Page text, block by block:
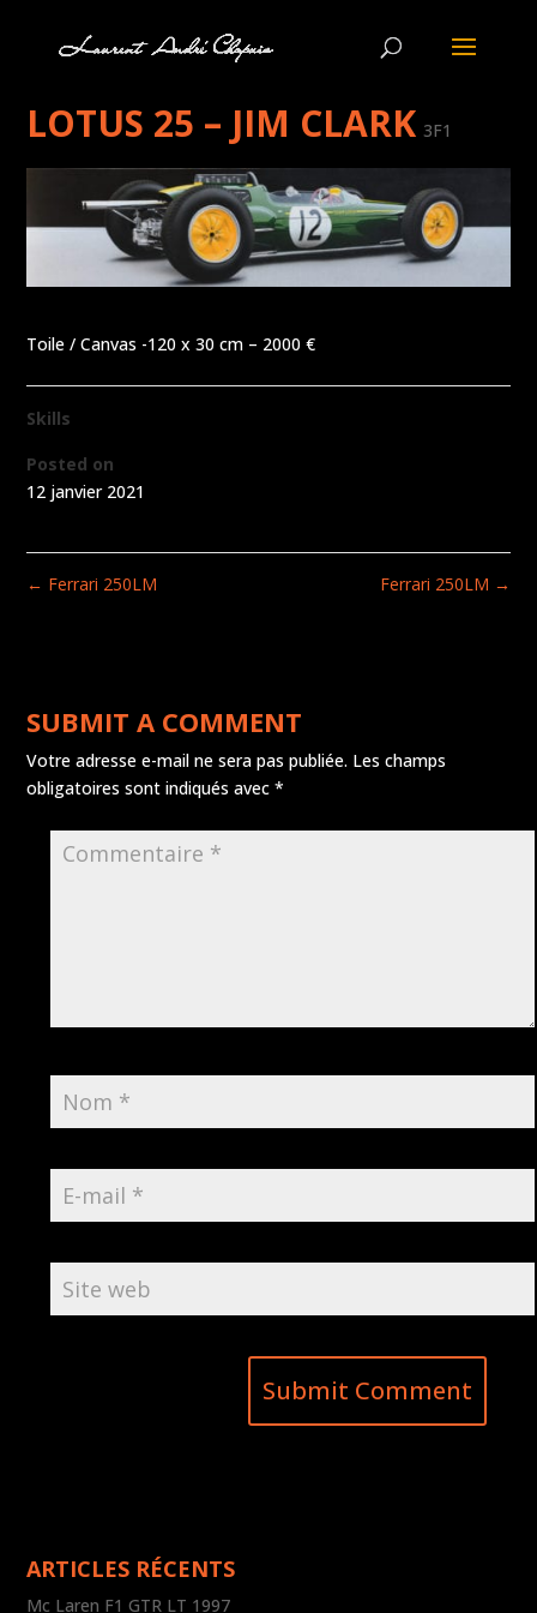
LOTUS 25 – JIM CLARK 3F1
Toile / Canvas -120 x 30 cm – 2000 €
Skills
Posted on
12 janvier 2021
← Ferrari 250LM Ferrari 250LM →
SUBMIT A COMMENT
Votre adresse e-mail ne sera pas publiée. Les champs
obligatoires sont indiqués avec*
ARTICLES RÉCENTS
Mc Laren F1 GTR LT 1997